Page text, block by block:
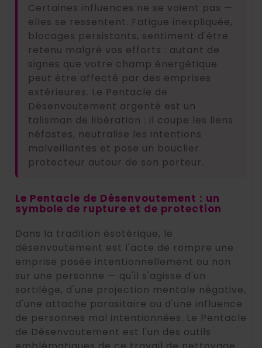
Certaines influences ne se voient pas —
elles se ressentent. Fatigue inexpliquée,
blocages persistants, sentiment d'être
retenu malgré vos efforts : autant de
signes que votre champ énergétique
peut être affecté par des emprises
extérieures. Le Pentacle de
Désenvoutement argenté est un
talisman de libération : il coupe les liens
néfastes, neutralise les intentions
malveillantes et pose un bouclier
protecteur autour de son porteur.
Le Pentacle de Désenvoutement : un
symbole de rupture et de protection
Dans la tradition ésotérique, le
désenvoutement est l'acte de rompre une
emprise posée intentionnellement ou non
sur une personne — qu'il s'agisse d'un
sortilège, d'une projection mentale négative,
d'une attache parasitaire ou d'une influence
de personnes mal intentionnées. Le Pentacle
de Désenvoutement est l'un des outils